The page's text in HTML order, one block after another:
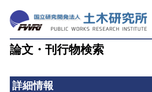
論文・刊行物検索
詳細情報